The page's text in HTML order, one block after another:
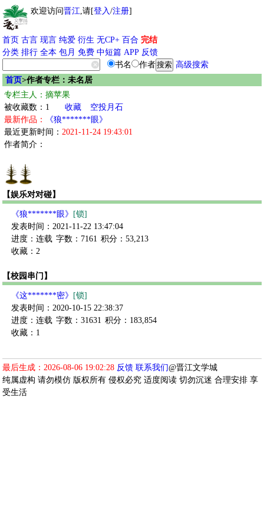
欢迎访问晋江,请[登入/注册]
首页 古言 现言 纯爱 衍生 无CP+ 百合 完结
分类 排行 全本 包月 免费 中短篇 APP 反馈
书名
作者
高级搜索
首页>作者专栏：未名居
专栏主人：摘苹果
被收藏数：1
收藏
空投月石
最新作品：
《狼*******眼》
最近更新时间： 2021-11-24 19:43:01
作者简介：
【娱乐对对碰】
《狼*******眼》
[锁]
发表时间：2021-11-22 13:47:04
进度：连载 字数：7161 积分：53,213
收藏：2
【校园串门】
《这*******密》
[锁]
发表时间：2020-10-15 22:38:37
进度：连载 字数：31631 积分：183,854
收藏：1
最后生成：2026-08-06 19:02:28 反馈 联系我们@晋江文学城
纯属虚构 请勿模仿 版权所有 侵权必究 适度阅读 切勿沉迷 合理安排 享
受生活